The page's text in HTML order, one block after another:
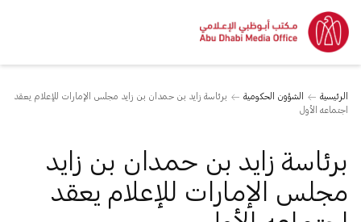
الرئيسية الشؤون الحكومية
برئاسة زايد بن حمدان بن زايد مجلس الإمارات للإعلام يعقد
اجتماعه الأول
برئاسة زايد بن حمدان بن زايد
مجلس الإمارات للإعلام يعقد